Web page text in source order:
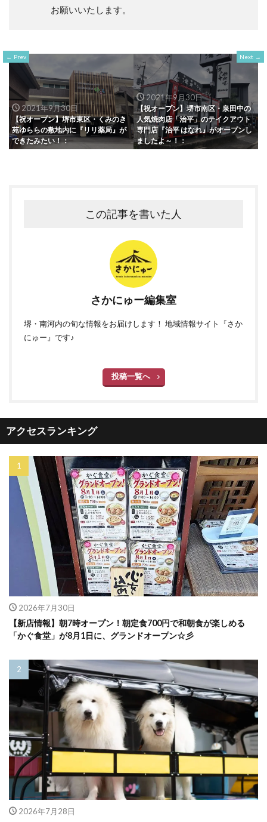
お願いいたします。
Prev
2021年9月30日
【祝オープン】堺市東区・くみのき
苑ゆららの敷地内に『リリ薬局』が
できたみたい！：
Next
2021年9月30日
【祝オープン】堺市南区・泉田中の
人気焼肉店「治平」のテイクアウト
専門店『治平 はなれ』がオープンし
ましたよ～！：
この記事を書いた人
さかにゅー編集室
堺・南河内の旬な情報をお届けします！ 地域情報サイト『さか
にゅー』です♪
投稿一覧へ
アクセスランキング
2026年7月30日
【新店情報】朝7時オープン！朝定食700円で和朝食が楽しめる
「かぐ食堂」が8月1日に、グランドオープン☆彡
2026年7月28日